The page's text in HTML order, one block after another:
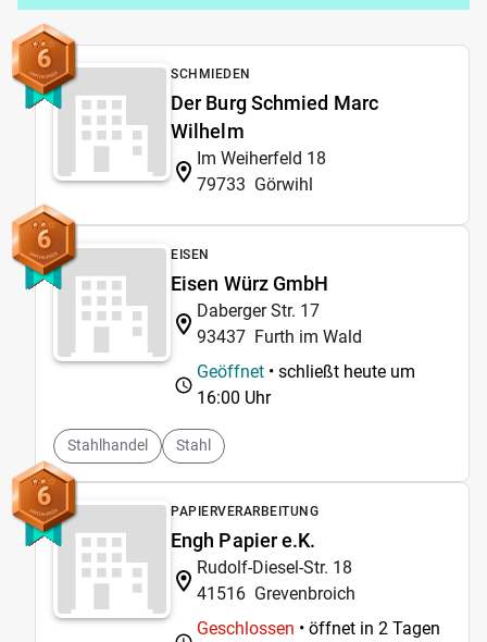
6 SCHMIEDEN
Der Burg Schmied Marc
Wilhelm
Im Weiherfeld 18
79733 Görwihl
6 EISEN
Eisen Würz GmbH
Daberger Str. 17
93437 Furth im Wald
Geöffnet • schließt heute um
16:00 Uhr
Stahlhandel Stahl
6 PAPIERVERARBEITUNG
Engh Papier e.K.
Rudolf-Diesel-Str. 18
41516 Grevenbroich
Geschlossen • öffnet in 2 Tagen